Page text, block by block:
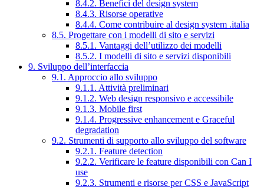
8.4.2. Benefici del design system
8.4.3. Risorse operative
8.4.4. Come contribuire al design system .italia
8.5. Progettare con i modelli di sito e servizi
8.5.1. Vantaggi dell’utilizzo dei modelli
8.5.2. I modelli di sito e servizi disponibili
9. Sviluppo dell’interfaccia
9.1. Approccio allo sviluppo
9.1.1. Attività preliminari
9.1.2. Web design responsivo e accessibile
9.1.3. Mobile first
9.1.4. Progressive enhancement e Graceful
degradation
9.2. Strumenti di supporto allo sviluppo del software
9.2.1. Feature detection
9.2.2. Verificare le feature disponibili con Can I
use
9.2.3. Strumenti e risorse per CSS e JavaScript